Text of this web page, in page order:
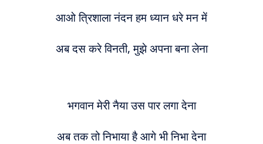
आओ त्रिशाला नंदन हम ध्यान धरे मन में
अब दस करे विनती, मुझे अपना बना लेना
भगवान मेरी नैया उस पार लगा देना
अब तक तो निभाया है आगे भी निभा देना